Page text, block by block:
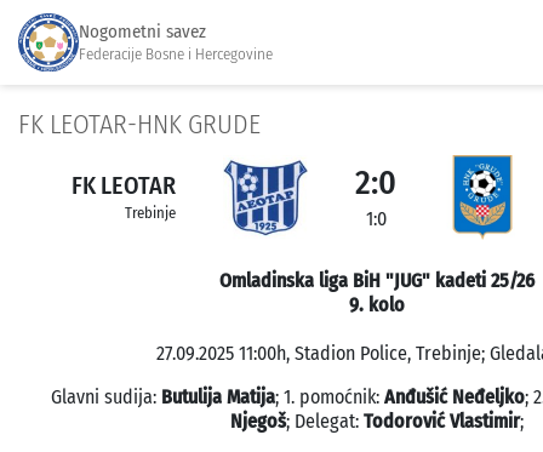
Nogometni savez
Federacije Bosne i Hercegovine
FK LEOTAR-HNK GRUDE
FK LEOTAR
Trebinje
2:0
1:0
Omladinska liga BiH "JUG" kadeti 25/26
9. kolo
27.09.2025 11:00h, Stadion Police, Trebinje;
Glavni sudija: Butulija Matija; 1. pomoćnik: Anđušić Neđeljko;
Njegoš; Delegat: Todorović Vlastimir;